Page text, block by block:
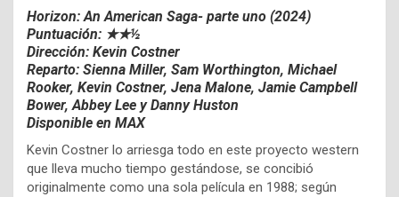
Horizon: An American Saga- parte uno (2024)
Puntuación: ★★½
Dirección: Kevin Costner
Reparto: Sienna Miller, Sam Worthington, Michael
Rooker, Kevin Costner, Jena Malone, Jamie Campbell
Bower, Abbey Lee y Danny Huston
Disponible en MAX
Kevin Costner lo arriesga todo en este proyecto western
que lleva mucho tiempo gestándose, se concibió
originalmente como una sola película en 1988; según